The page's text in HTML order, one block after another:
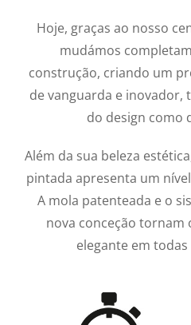
Hoje, graças ao nosso
mudámos
construção, criando um
de vanguarda e inovador,
do design como
Além da sua beleza
pintada apresenta um
A mola patenteada e o
nova conceção
elegante em